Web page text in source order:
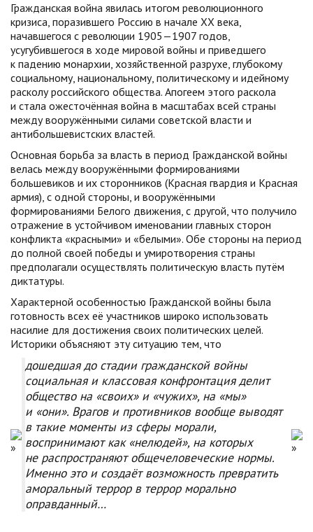
Гражданская война явилась итогом революционного
кризиса, поразившего Россию в начале XX века,
начавшегося с революции 1905—1907 годов,
усугубившегося в ходе мировой войны и приведшего
к падению монархии, хозяйственной разрухе, глубокому
социальному, национальному, политическому и идейному
расколу российского общества. Апогеем этого раскола
и стала ожесточённая война в масштабах всей страны
между вооружёнными силами советской власти и
антибольшевистских властей.
Основная борьба за власть в период Гражданской войны
велась между вооружёнными формированиями
большевиков и их сторонников (Красная гвардия и Красная
армия), с одной стороны, и вооружёнными
формированиями Белого движения, с другой, что получило
отражение в устойчивом именовании главных сторон
конфликта «красными» и «белыми». Обе стороны на период
до полной своей победы и умиротворения страны
предполагали осуществлять политическую власть путём
диктатуры.
Характерной особенностью Гражданской войны была
готовность всех её участников широко использовать
насилие для достижения своих политических целей.
Историки объясняют эту ситуацию тем, что
дошедшая до стадии гражданской войны
социальная и классовая конфронтация делит
общество на «своих» и «чужих», на «мы»
и «они». Врагов и противников вообще выводят
в такие моменты из сферы морали,
воспринимают как «нелюдей», на которых
не распространяют общечеловеческие нормы.
Именно это и создаёт возможность превратить
аморальный террор в террор морально
оправданный…